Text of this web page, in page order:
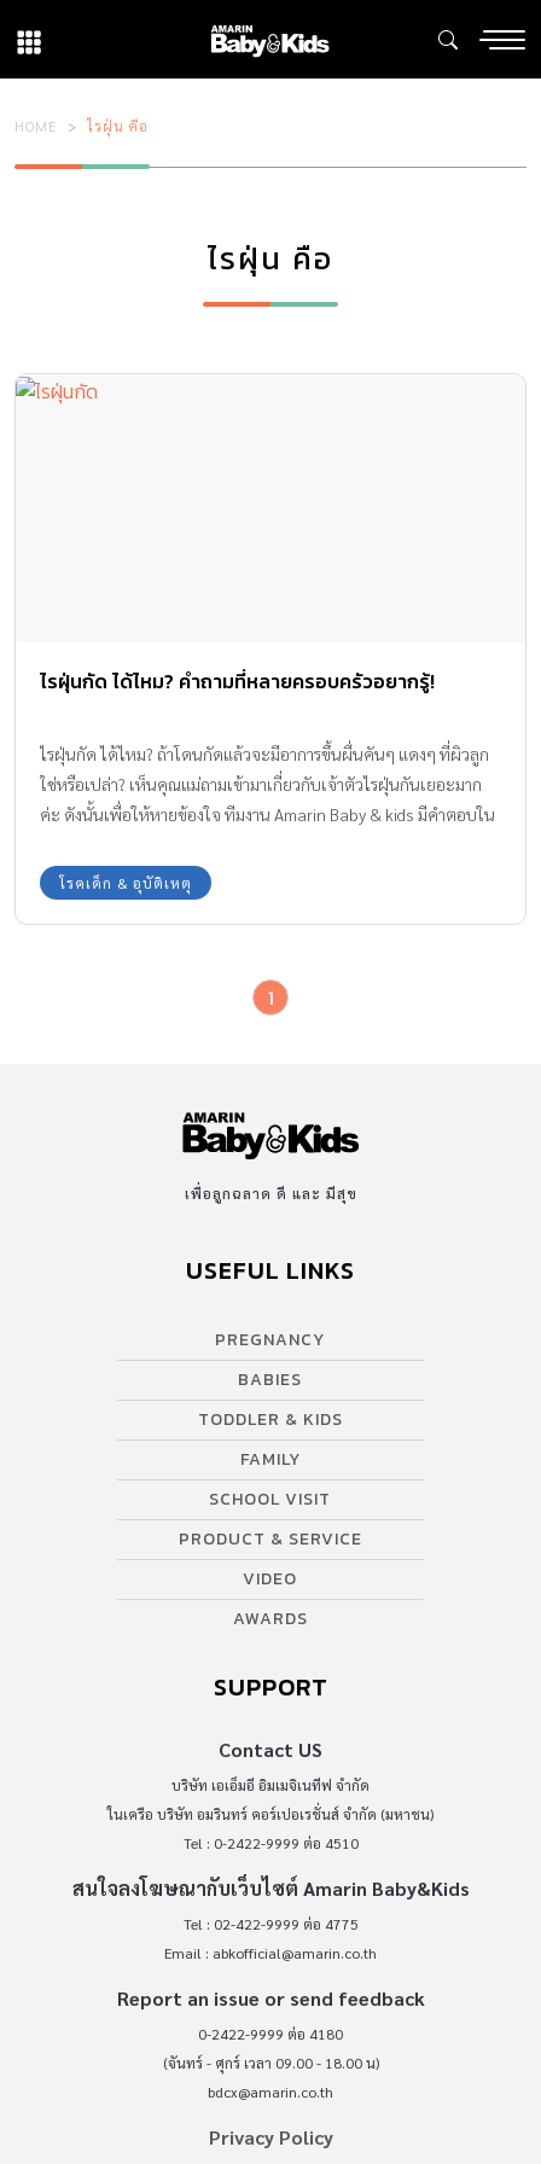
HOME ไรฝุ่น คือ
ไรฝุ่น คือ
ไรฝุ่นกัด ได้ไหม? คำถามที่หลายครอบครัวอยากรู้!
ไรฝุ่นกัด ได้ไหม? ถ้าโดนกัดแล้วจะมีอาการขึ้นผื่นคันๆ แดงๆ ที่ผิวลูก
ใช่หรือเปล่า? เห็นคุณแม่ถามเข้ามาเกี่ยวกับเจ้าตัวไรฝุ่นกันเยอะมาก
ค่ะ ดังนั้นเพื่อให้หายข้องใจ ทีมงาน Amarin Baby & kids มีคำตอบใน
โรคเด็ก & อุบัติเหตุ
1
เพื่อลูกฉลาด ดี และ มีสุข
USEFUL LINKS
PREGNANCY
BABIES
TODDLER & KIDS
FAMILY
SCHOOL VISIT
PRODUCT & SERVICE
VIDEO
AWARDS
SUPPORT
Contact US
บริษัท เอเอ็มอี อิมเมจิเนทีฟ จำกัด
ในเครือ บริษัท อมรินทร์ คอร์เปอเรชั่นส์ จำกัด (มหาชน)
Tel : 0-2422-9999 ต่อ 4510
สนใจลงโฆษณากับเว็บไซต์ Amarin Baby&Kids
Tel : 02-422-9999 ต่อ 4775
Email : abkofficial@amarin.co.th
Report an issue or send feedback
0-2422-9999 ต่อ 4180
(จันทร์ - ศุกร์ เวลา 09.00 - 18.00 น)
bdcx@amarin.co.th
Privacy Policy